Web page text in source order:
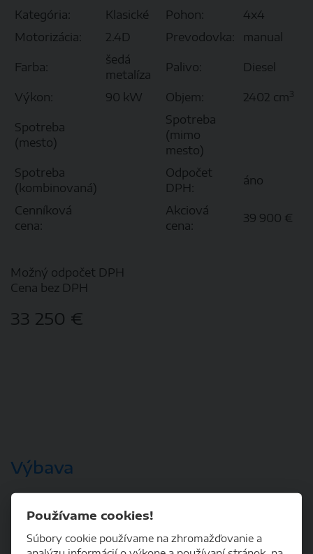
Kategória: Klasické Pohon:
4x4
Motorizácia:
2.4D Prevodovka: manual
Farba:
šedá
metalíza
Palivo: Diesel
Výkon: 90 kW Objem: 2402 cm3
Spotreba
(mesto)
Spotreba
(mimo
mesto)
Spotreba
(kombinovaná)
Odpočet
DPH:
áno
Cenníková
cena:
Akciová
cena:
39 900 €
Možný odpočet DPH
Cena bez DPH
33 250 €
Výbava
Diaľkové ovládanie zamykania
Používame cookies!
Súbory cookie používame na zhromažďovanie a